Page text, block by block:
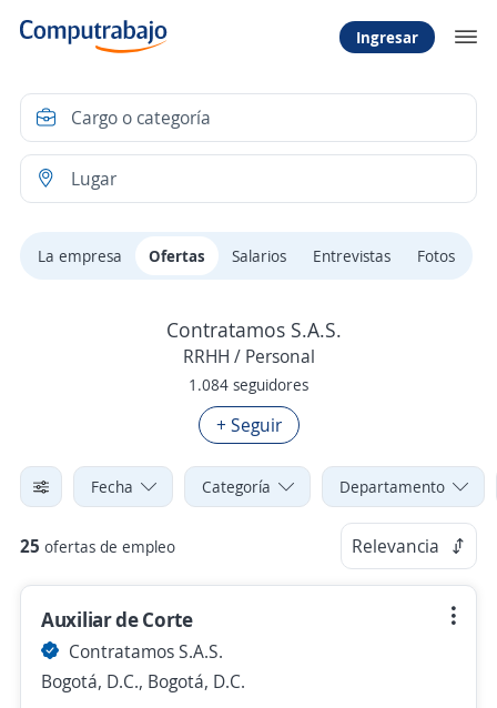
Ingresar
La empresa Ofertas Salarios Entrevistas Fotos
Contratamos S.A.S.
RRHH / Personal
1.084 seguidores
+ Seguir
Fecha Categoría Departamento
25 ofertas de empleo Relevancia
Auxiliar de Corte
Contratamos S.A.S.
Bogotá, D.C., Bogotá, D.C.